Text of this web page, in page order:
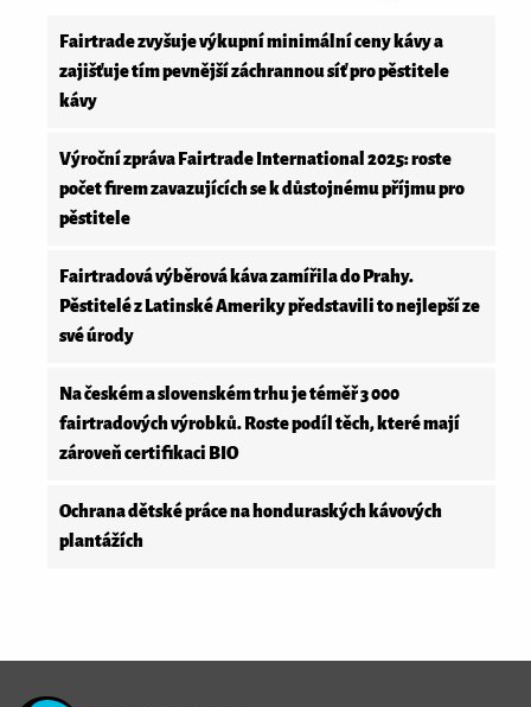
Fairtrade zvyšuje výkupní minimální ceny kávy a
zajišťuje tím pevnější záchrannou síť pro pěstitele
kávy
Výroční zpráva Fairtrade International 2025: roste
počet firem zavazujících se k důstojnému příjmu pro
pěstitele
Fairtradová výběrová káva zamířila do Prahy.
Pěstitelé z Latinské Ameriky představili to nejlepší ze
své úrody
Na českém a slovenském trhu je téměř 3 000
fairtradových výrobků. Roste podíl těch, které mají
zároveň certifikaci BIO
Ochrana dětské práce na honduraských kávových
plantážích